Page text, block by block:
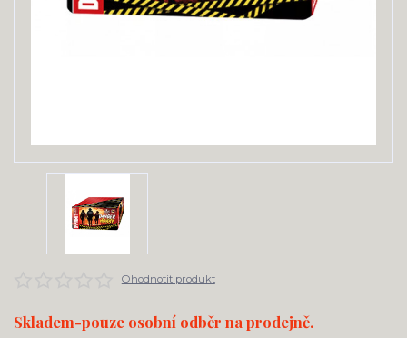
Ohodnotit produkt
Skladem-pouze osobní odběr na prodejně.